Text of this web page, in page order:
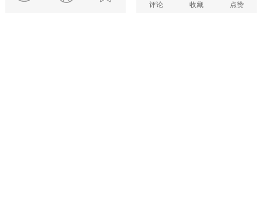
评论 收藏 点赞